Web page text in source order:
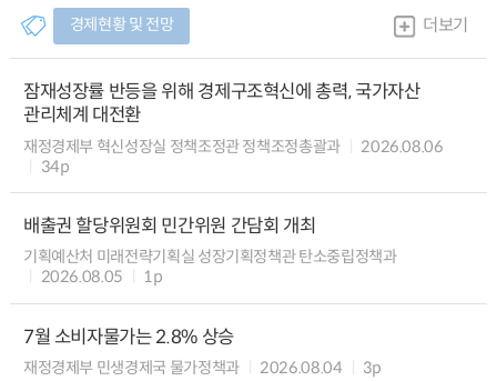
경제현황 및 전망 더보기
잠재성장률 반등을 위해 경제구조혁신에 총력, 국가자산
관리체계 대전환
재정경제부 혁신성장실 정책조정관 정책조정총괄과
2026.08.06
34p
배출권 할당위원회 민간위원 간담회 개최
기획예산처 미래전략기획실 성장기획정책관 탄소중립정책과
2026.08.05
1p
7월 소비자물가는 2.8% 상승
재정경제부 민생경제국 물가정책과 2026.08.04 3p